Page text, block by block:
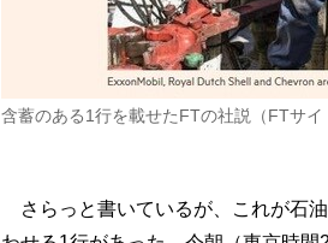
含蓄のある1行を載せたFTの社説（FTサイ
さらっと書いているが、これが石